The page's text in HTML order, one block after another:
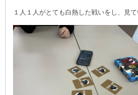
１人１人がとても白熱した戦いをし、見